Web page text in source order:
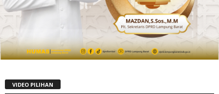
VIDEO PILIHAN